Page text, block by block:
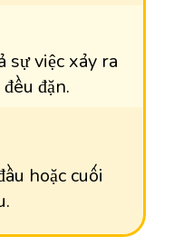
sự việc xảy ra
đặn.
hoặc cuối